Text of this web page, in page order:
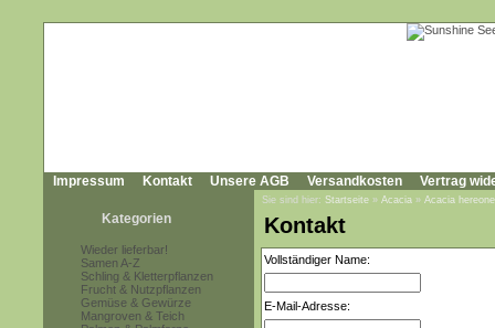
Impressum Kontakt Unsere AGB Versandkosten Vertrag
Kategorien
Wieder lieferbar!
Samen A-Z
Schling & Kletterpflanzen
Frucht & Nutzpflanzen
Gemüse & Gewürze
Mangroven & Teich
Sie sind hier: Startseite » Acacia » Acacia
Kontakt
Vollständiger Name:
E-Mail-Adresse: